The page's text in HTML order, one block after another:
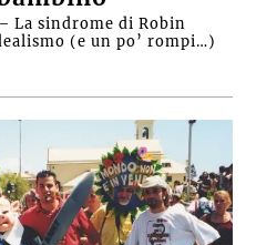
La sindrome di Robin
(e un po’ rompi…)